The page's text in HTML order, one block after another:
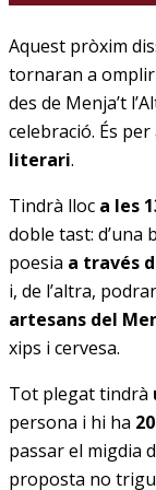
Aquest pròxim
tornaran a
des de Menja’t
celebració. És
literari.
Tindrà lloc a les
doble tast: d’una
poesia a través
i, de l’altra,
artesans del
xips i cervesa.
Tot plegat tindrà
persona i hi ha
passar el migdia
proposta no